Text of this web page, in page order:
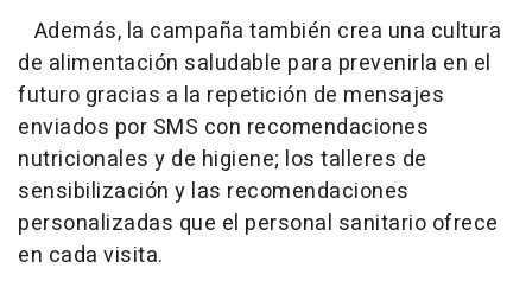
Además, la campaña también crea una cultura
de alimentación saludable para prevenirla en el
futuro gracias a la repetición de mensajes
enviados por SMS con recomendaciones
nutricionales y de higiene; los talleres de
sensibilización y las recomendaciones
personalizadas que el personal sanitario ofrece
en cada visita.